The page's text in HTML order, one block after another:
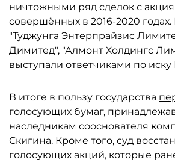
ничтожными ряд сделок с
совершённых в 2016-2020
"Туджунга Энтерпрайзис
Димитед", "Алмонт Холдингс
выступали ответчиками по иску
В итоге в пользу государства
голосующих бумаг,
наследникам сооснователя
Скигина. Кроме того, суд
голосующих акций, которые